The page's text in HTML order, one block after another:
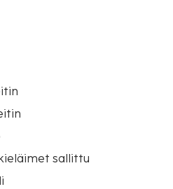
sallittu